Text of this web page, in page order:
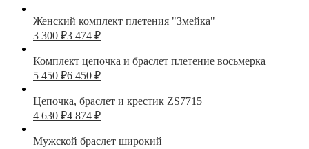
Женский комплект плетения "Змейка"
3 300 ₽3 474 ₽
Комплект цепочка и браслет плетение восьмерка
5 450 ₽6 450 ₽
Цепочка, браслет и крестик ZS7715
4 630 ₽4 874 ₽
Мужской браслет широкий